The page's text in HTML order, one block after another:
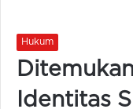
Hukum
Identitas